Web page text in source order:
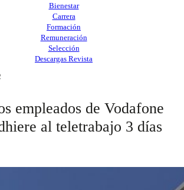
Bienestar
Carrera
Formación
Remuneración
Selección
Descargas Revista
empleados de Vodafone
al teletrabajo 3 días